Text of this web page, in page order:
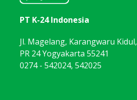
PT K-24 Indonesia
Jl. Magelang, Karangwaru Kidul,
PR 24 Yogyakarta 55241
0274 - 542024, 542025